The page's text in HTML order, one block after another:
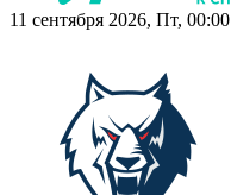
11 сентября 2026, Пт, 00:00